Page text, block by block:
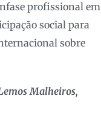
profissional em
social para
sobre
Malheiros,